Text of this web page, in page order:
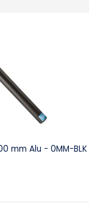
mm Alu - 0MM-BLK